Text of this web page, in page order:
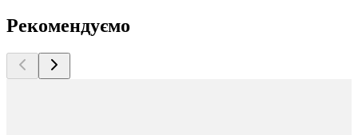
Рекомендуємо